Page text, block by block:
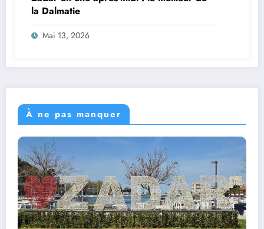
la Dalmatie
Mai 13, 2026
À ne pas manquer